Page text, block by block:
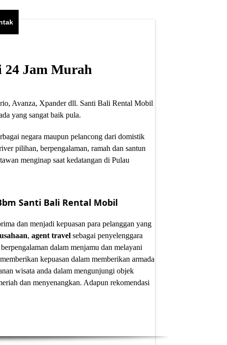
Jam Murah
Avanza, Xpander dll. Santi Bali Rental Mobil
yang sangat baik pula.
negara maupun pelancong dari domistik
pilihan, berpengalaman, ramah dan santun
menginap saat kedatangan di Pulau
Santi Bali Rental Mobil
dan menjadi kepuasan para pelanggan yang
, agent travel sebagai penyelenggara
dalam menjamu dan melayani
kepuasan dalam memberikan armada
wisata anda dalam mengunjungi objek
dan menyenangkan. Adapun rekomendasi